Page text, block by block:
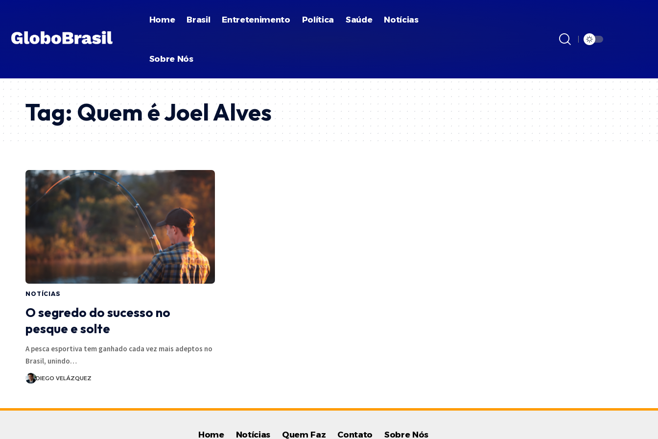
Home Brasil Entretenimento Política Saúde Notícias
Sobre Nós
Tag:Quem é Joel Alves
NOTÍCIAS
O segredo do sucesso no
pesque e solte
A pesca esportiva tem ganhado cada vez mais adeptos no
Brasil, unindo…
DIEGO VELÁZQUEZ
Home Notícias Quem Faz Contato Sobre Nós